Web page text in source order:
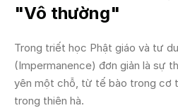
"Vô thường"
Trong triết học Phật giáo và tư
(Impermanence) đơn giản là sự
yên một chỗ, từ tế bào trong cơ
trong thiên hà.